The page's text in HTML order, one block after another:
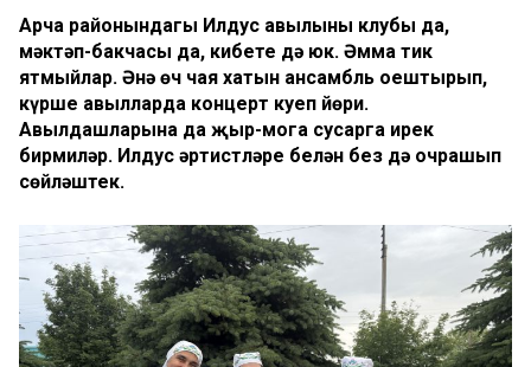
Арча районындагы Илдус авылының клубы да,
мәктәп-бакчасы да, кибете дә юк. Әмма тик
ятмыйлар. Әнә өч чая хатын ансамбль оештырып,
күрше авылларда концерт куеп йөри.
Авылдашларына да җыр-моңга сусарга ирек
бирмиләр. Илдус әртистләре белән без дә очрашып
сөйләштек.